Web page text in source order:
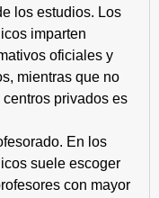
los estudios. Los
imparten
oficiales y
mientras que no
privados es
En los
suele escoger
con mayor